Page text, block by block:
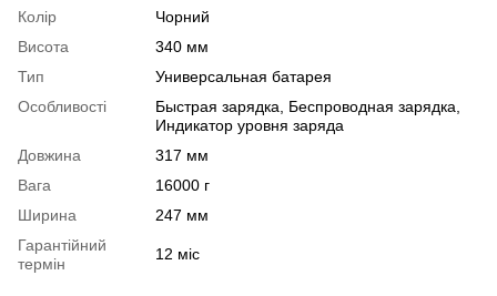
Колір
Чорний
Висота
340 мм
Тип
Универсальная батарея
Особливості
Быстрая зарядка, Беспроводная зарядка,
Индикатор уровня заряда
Довжина
317 мм
Вага
16000 г
Ширина
247 мм
Гарантійний
термін
12 міс